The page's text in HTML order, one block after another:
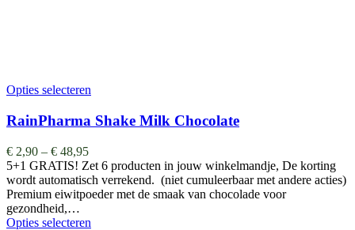
Opties selecteren
RainPharma Shake Milk Chocolate
€ 2,90 – € 48,95
5+1 GRATIS! Zet 6 producten in jouw winkelmandje, De korting
wordt automatisch verrekend. (niet cumuleerbaar met andere acties)
Premium eiwitpoeder met de smaak van chocolade voor
gezondheid,…
Opties selecteren